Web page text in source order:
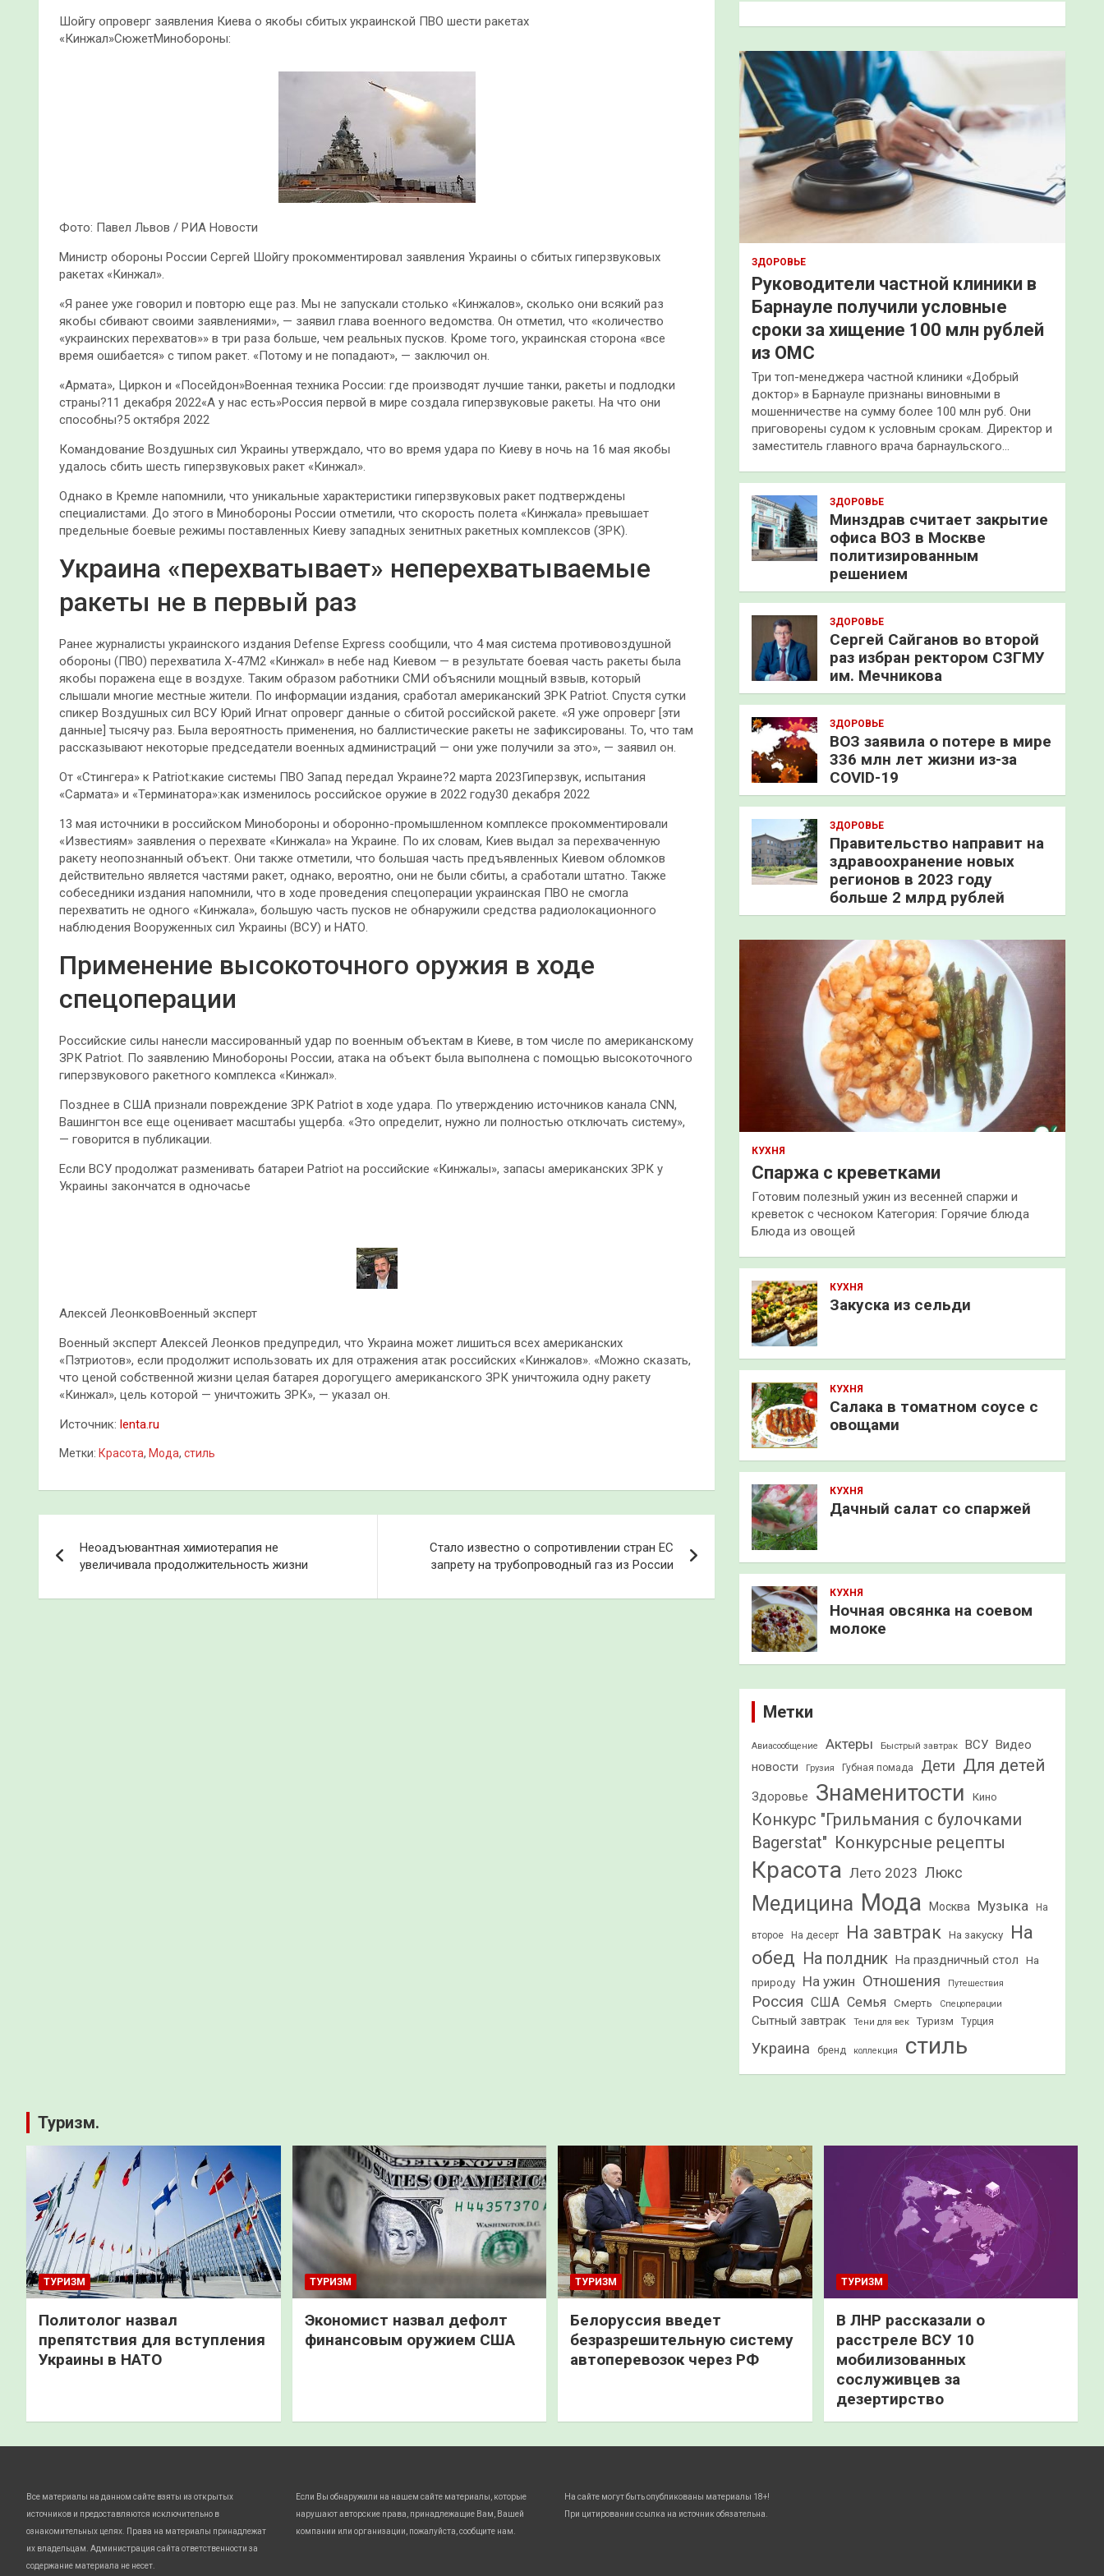
Шойгу опроверг заявления Киева о якобы сбитых украинской ПВО шести ракетах
«Кинжал»СюжетМинобороны:
Фото: Павел Львов / РИА Новости
Министр обороны России Сергей Шойгу прокомментировал заявления Украины о сбитых гиперзвуковых
ракетах «Кинжал».
«Я ранее уже говорил и повторю еще раз. Мы не запускали столько «Кинжалов», сколько они всякий раз
якобы сбивают своими заявлениями», — заявил глава военного ведомства. Он отметил, что «количество
«украинских перехватов»» в три раза больше, чем реальных пусков. Кроме того, украинская сторона «все
время ошибается» с типом ракет. «Потому и не попадают», — заключил он.
«Армата», Циркон и «Посейдон»Военная техника России: где производят лучшие танки, ракеты и подлодки
страны?11 декабря 2022«А у нас есть»Россия первой в мире создала гиперзвуковые ракеты. На что они
способны?5 октября 2022
Командование Воздушных сил Украины утверждало, что во время удара по Киеву в ночь на 16 мая якобы
удалось сбить шесть гиперзвуковых ракет «Кинжал».
Однако в Кремле напомнили, что уникальные характеристики гиперзвуковых ракет подтверждены
специалистами. До этого в Минобороны России отметили, что скорость полета «Кинжала» превышает
предельные боевые режимы поставленных Киеву западных зенитных ракетных комплексов (ЗРК).
Украина «перехватывает» неперехватываемые
ракеты не в первый раз
Ранее журналисты украинского издания Defense Express сообщили, что 4 мая система противовоздушной
обороны (ПВО) перехватила Х-47М2 «Кинжал» в небе над Киевом — в результате боевая часть ракеты была
якобы поражена еще в воздухе. Таким образом работники СМИ объяснили мощный взвыв, который
слышали многие местные жители. По информации издания, сработал американский ЗРК Patriot. Спустя сутки
спикер Воздушных сил ВСУ Юрий Игнат опроверг данные о сбитой российской ракете. «Я уже опроверг [эти
данные] тысячу раз. Была вероятность применения, но баллистические ракеты не зафиксированы. То, что там
рассказывают некоторые председатели военных администраций — они уже получили за это», — заявил он.
От «Стингера» к Patriot:какие системы ПВО Запад передал Украине?2 марта 2023Гиперзвук, испытания
«Сармата» и «Терминатора»:как изменилось российское оружие в 2022 году30 декабря 2022
13 мая источники в российском Минобороны и оборонно-промышленном комплексе прокомментировали
«Известиям» заявления о перехвате «Кинжала» на Украине. По их словам, Киев выдал за перехваченную
ракету неопознанный объект. Они также отметили, что большая часть предъявленных Киевом обломков
действительно является частями ракет, однако, вероятно, они не были сбиты, а сработали штатно. Также
собеседники издания напомнили, что в ходе проведения спецоперации украинская ПВО не смогла
перехватить не одного «Кинжала», большую часть пусков не обнаружили средства радиолокационного
наблюдения Вооруженных сил Украины (ВСУ) и НАТО.
Применение высокоточного оружия в ходе
спецоперации
Российские силы нанесли массированный удар по военным объектам в Киеве, в том числе по американскому
ЗРК Patriot. По заявлению Минобороны России, атака на объект была выполнена с помощью высокоточного
гиперзвукового ракетного комплекса «Кинжал».
Позднее в США признали повреждение ЗРК Patriot в ходе удара. По утверждению источников канала CNN,
Вашингтон все еще оценивает масштабы ущерба. «Это определит, нужно ли полностью отключать систему»,
— говорится в публикации.
Если ВСУ продолжат разменивать батареи Patriot на российские «Кинжалы», запасы американских ЗРК у
Украины закончатся в одночасье
Алексей ЛеонковВоенный эксперт
Военный эксперт Алексей Леонков предупредил, что Украина может лишиться всех американских
«Пэтриотов», если продолжит использовать их для отражения атак российских «Кинжалов». «Можно сказать,
что ценой собственной жизни целая батарея дорогущего американского ЗРК уничтожила одну ракету
«Кинжал», цель которой — уничтожить ЗРК», — указал он.
Источник: lenta.ru
Метки: Красота, Мода, стиль
по
записям
Неоадъювантная химиотерапия не
увеличивала продолжительность жизни
Стало известно о сопротивлении стран ЕС
запрету на трубопроводный газ из России
к
ЗДОРОВЬЕ
Руководители частной клиники в
Барнауле получили условные
сроки за хищение 100 млн рублей
из ОМС
Три топ-менеджера частной клиники «Добрый
доктор» в Барнауле признаны виновными в
мошенничестве на сумму более 100 млн руб. Они
приговорены судом к условным срокам. Директор и
заместитель главного врача барнаульского…
ЗДОРОВЬЕ
Минздрав считает закрытие
офиса ВОЗ в Москве
политизированным
решением
ЗДОРОВЬЕ
Сергей Сайганов во второй
раз избран ректором СЗГМУ
им. Мечникова
ЗДОРОВЬЕ
ВОЗ заявила о потере в мире
336 млн лет жизни из-за
COVID-19
ЗДОРОВЬЕ
Правительство направит на
здравоохранение новых
регионов в 2023 году
больше 2 млрд рублей
КУХНЯ
Спаржа с креветками
Готовим полезный ужин из весенней спаржи и
креветок с чесноком Категория: Горячие блюда
Блюда из овощей
КУХНЯ
Закуска из сельди
КУХНЯ
Салака в томатном соусе с
овощами
КУХНЯ
Дачный салат со спаржей
КУХНЯ
Ночная овсянка на соевом
молоке
Метки
Авиасообщение Актеры Быстрый завтрак ВСУ Видео
новости
Грузия Губная помада Дети Для детей
Здоровье Знаменитости Кино
Конкурс "Грильмания с булочками
Bagerstat" Конкурсные рецепты
Красота Лето 2023 Люкс
Медицина Мода Москва Музыка На
второе На десерт На завтрак На закуску
На
обед На полдник На праздничный стол
На
природу
На ужин Отношения Путешествия
Россия США Семья Смерть Спецоперации
Сытный завтрак Тени для век Туризм Турция
Украина бренд коллекция стиль
Туризм.
ТУРИЗМ
Политолог назвал
препятствия для вступления
Украины в НАТО
ТУРИЗМ
Экономист назвал дефолт
финансовым оружием США
ТУРИЗМ
Белоруссия введет
безразрешительную систему
автоперевозок через РФ
ТУРИЗМ
В ЛНР рассказали о
расстреле ВСУ 10
мобилизованных
сослуживцев за
дезертирство
Все материалы на данном сайте взяты из открытых
источников и предоставляются исключительно в
ознакомительных целях. Права на материалы принадлежат
их владельцам. Администрация сайта ответственности за
содержание материала не несет.
Если Вы обнаружили на нашем сайте материалы, которые
нарушают авторские права, принадлежащие Вам, Вашей
компании или организации, пожалуйста, сообщите нам.
На сайте могут быть опубликованы материалы 18+!
При цитировании ссылка на источник обязательна.